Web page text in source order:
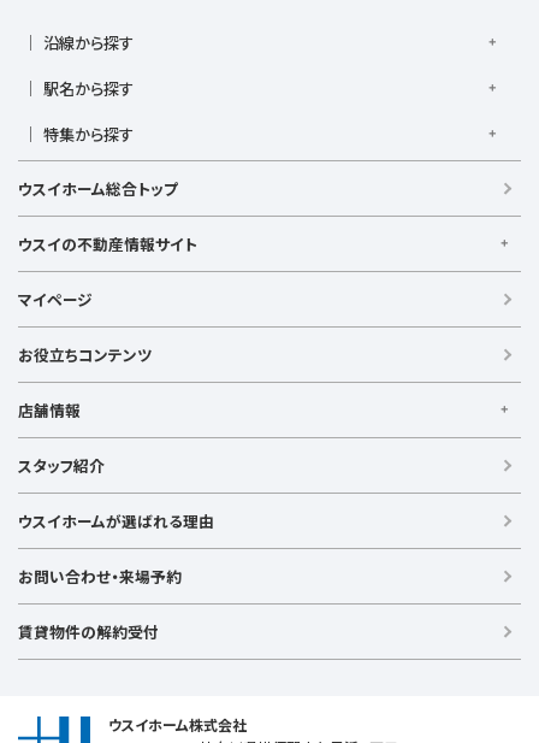
沿線から探す
横須賀線
湘南新宿ライン高海
京急本線
京急久里浜線 京急逗子線
小田急小田原線
小田急江ノ島線
ブルーライン
みなとみらい線
金沢シーサイドライン
相鉄本線
相鉄いずみ野線
相模鉄道新横浜線
駅名から探す
上大岡駅
港南台駅
小机駅
逗子駅
センター南 中央林間駅 辻堂駅
戸塚駅
根岸駅
平塚駅 藤沢駅
横須賀中央駅
横浜駅
特集から探す
新築・築浅
フリーレント
学生・一人暮らし向け
敷金・礼金なし
ペット相談可
ウスイホーム総合トップ
ウスイの不動産情報サイト
【借りる】
賃貸住宅
事業用賃貸
【買う】
新築戸建て
土地
投資物件
ラグジュアリー物件
【売る】
マイページ
お役立ちコンテンツ
店舗情報
【横浜エリア】
金沢文庫店
上大岡店 戸塚店 新横浜店
港北ニュータウン店
【湘南エリア】
追浜店
衣笠店
横須賀中央店
スタッフ紹介
ウスイホームが選ばれる理由
お問い合わせ・来場予約
賃貸物件の解約受付
ウスイホーム株式会社